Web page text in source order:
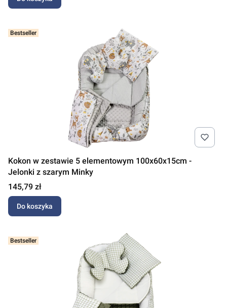
Bestseller
Kokon w zestawie 5 elementowym 100x60x15cm -
Jelonki z szarym Minky
Cena
145,79 zł
Do koszyka
Bestseller